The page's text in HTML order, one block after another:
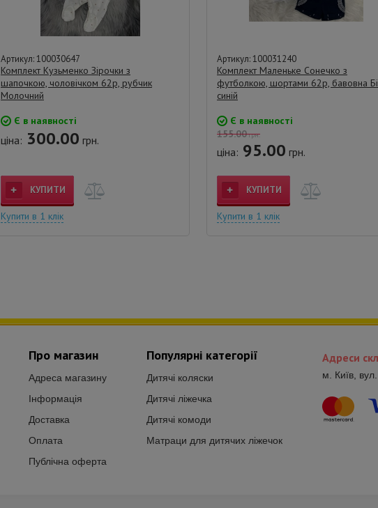
Артикул: 100030647
Комплект Кузьменко Зірочки з
шапочкою, чоловічком 62р, рубчик
Молочний
Є в наявності
ціна: 300.00 грн.
КУПИТИ
Купити в 1 клік
Артикул: 100031240
Комплект Маленьке Сонечко з
футболкою, шортами 62р, бавовна
синій
Є в наявності
155.00грн.
ціна: 95.00 грн.
КУПИТИ
Купити в 1 клік
Популярні категорії
Дитячі коляски
Дитячі ліжечка
Дитячі комоди
Матраци для дитячих ліжечок
Про магазин
Адреса магазину
Інформація
Доставка
Оплата
Публічна оферта
Адреси
м. Київ,